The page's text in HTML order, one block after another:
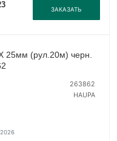
ЗАКАЗАТЬ
25мм (рул.20м) черн.
263862
HAUPA